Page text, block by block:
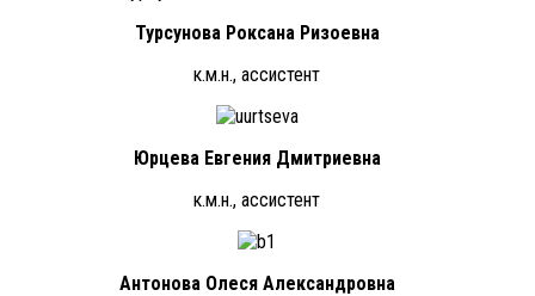
Турсунова Роксана Ризоевна
к.м.н., ассистент
Юрцева Евгения Дмитриевна
к.м.н., ассистент
Антонова Олеся Александровна